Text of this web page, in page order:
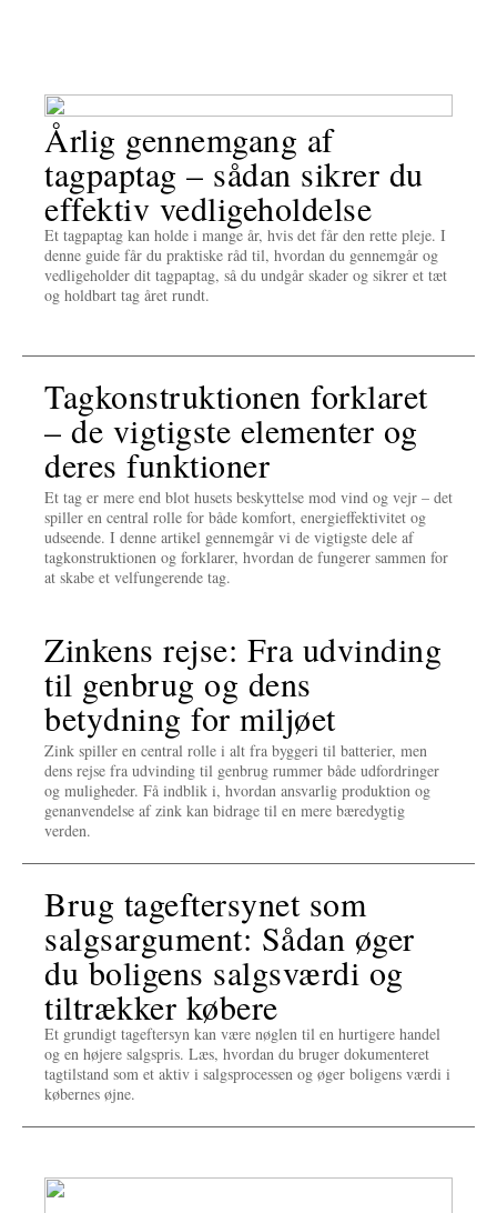
Årlig gennemgang af
tagpaptag – sådan sikrer du
effektiv vedligeholdelse
Et tagpaptag kan holde i mange år, hvis det får den rette pleje. I
denne guide får du praktiske råd til, hvordan du gennemgår og
vedligeholder dit tagpaptag, så du undgår skader og sikrer et tæt
og holdbart tag året rundt.
Tagkonstruktionen forklaret
– de vigtigste elementer og
deres funktioner
Et tag er mere end blot husets beskyttelse mod vind og vejr – det
spiller en central rolle for både komfort, energieffektivitet og
udseende. I denne artikel gennemgår vi de vigtigste dele af
tagkonstruktionen og forklarer, hvordan de fungerer sammen for
at skabe et velfungerende tag.
Zinkens rejse: Fra udvinding
til genbrug og dens
betydning for miljøet
Zink spiller en central rolle i alt fra byggeri til batterier, men
dens rejse fra udvinding til genbrug rummer både udfordringer
og muligheder. Få indblik i, hvordan ansvarlig produktion og
genanvendelse af zink kan bidrage til en mere bæredygtig
verden.
Brug tageftersynet som
salgsargument: Sådan øger
du boligens salgsværdi og
tiltrækker købere
Et grundigt tageftersyn kan være nøglen til en hurtigere handel
og en højere salgspris. Læs, hvordan du bruger dokumenteret
tagtilstand som et aktiv i salgsprocessen og øger boligens værdi i
købernes øjne.